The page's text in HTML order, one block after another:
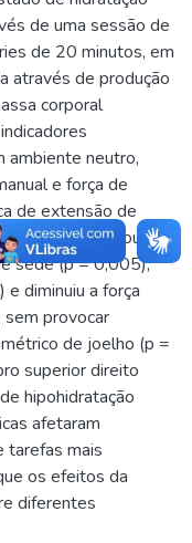
de uma sessão de
de 20 minutos, em
através de produção
corporal
ambiente neutro,
e força de
de extensão de
~2% aumentou a
sede (p = 0,005),
diminuiu a força
provocar
de joelho (p =
superior direito
hipohidratação
afetaram
tarefas mais
os efeitos da
diferentes